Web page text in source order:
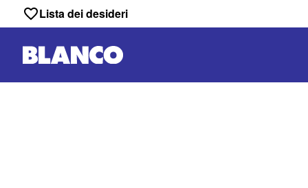
Lista dei desideri